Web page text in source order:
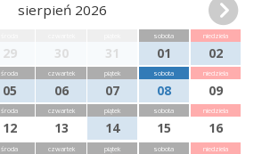
sierpień 2026
29 30 31
sobota
01
niedziela
02
środa
05
czwartek
06
piątek
07
sobota
08
niedziela
09
środa
12
czwartek
13
piątek
14
sobota
15
niedziela
16
środa czwartek piątek sobota niedziela